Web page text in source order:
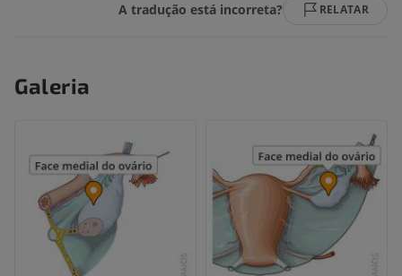
A tradução está incorreta? RELATAR
Galeria